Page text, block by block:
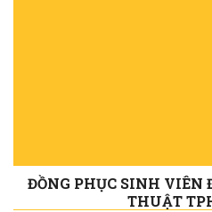
ĐỒNG PHỤC SINH VIÊN
THUẬT